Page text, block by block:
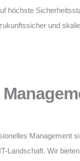
höchste
und
Management
Landschaft. Wir